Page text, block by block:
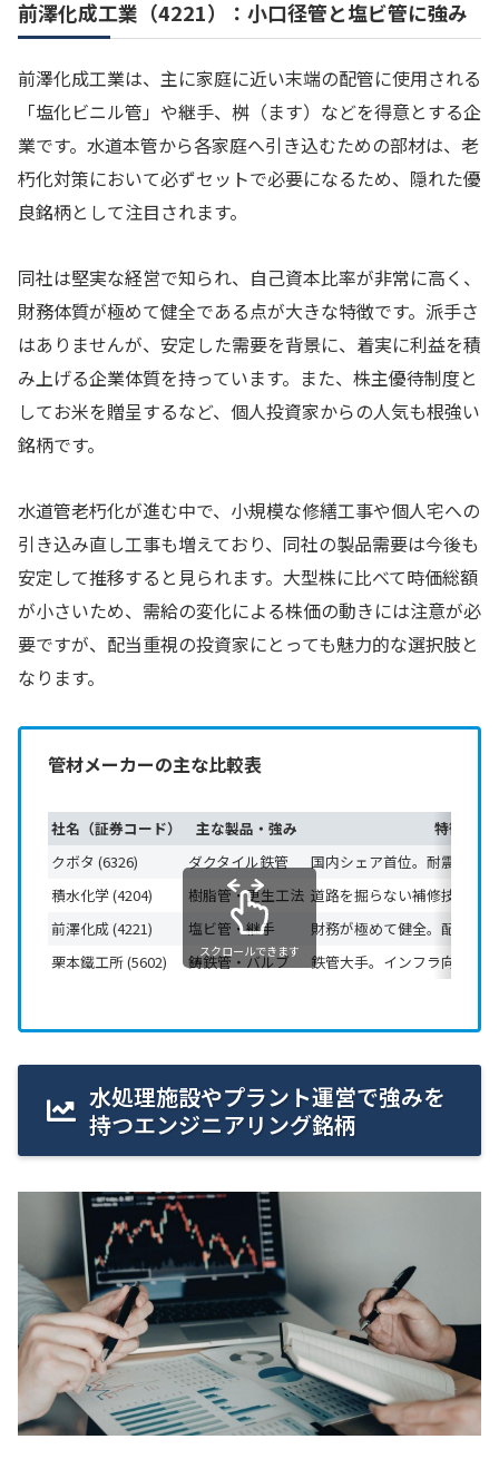
前澤化成工業（4221）：小口径管と塩ビ管に強み
前澤化成工業は、主に家庭に近い末端の配管に使用される
「塩化ビニル管」や継手、桝（ます）などを得意とする企
業です。水道本管から各家庭へ引き込むための部材は、老
朽化対策において必ずセットで必要になるため、隠れた優
良銘柄として注目されます。
同社は堅実な経営で知られ、自己資本比率が非常に高く、
財務体質が極めて健全である点が大きな特徴です。派手さ
はありませんが、安定した需要を背景に、着実に利益を積
み上げる企業体質を持っています。また、株主優待制度と
してお米を贈呈するなど、個人投資家からの人気も根強い
銘柄です。
水道管老朽化が進む中で、小規模な修繕工事や個人宅への
引き込み直し工事も増えており、同社の製品需要は今後も
安定して推移すると見られます。大型株に比べて時価総額
が小さいため、需給の変化による株価の動きには注意が必
要ですが、配当重視の投資家にとっても魅力的な選択肢と
なります。
管材メーカーの主な比較表
社名（証券コード） 主な製品・強み
特徴
クボタ (6326)
ダクタイル鉄管
国内シェア首位。耐震技術
積水化学 (4204)
樹脂管・更生工法 道路を掘らない補修技術が
前澤化成 (4221)
塩ビ管・継手
財務が極めて健全。配当・
栗本鐵工所 (5602)
鋳鉄管・バルブ 鉄管大手。インフラ向け売
スクロールできます
水処理施設やプラント運営で強みを
持つエンジニアリング銘柄